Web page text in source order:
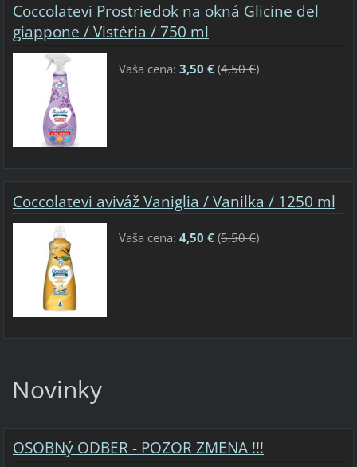
Coccolatevi Prostriedok na okná Glicine del
giappone / Vistéria / 750 ml
Vaša cena: 3,50 €(4,50 €)
Coccolatevi aviváž Vaniglia / Vanilka / 1250 ml
Vaša cena: 4,50 €(5,50 €)
Novinky
OSOBNý ODBER - POZOR ZMENA !!!